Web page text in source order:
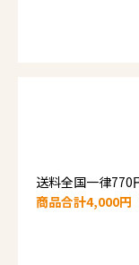
送料全国一律770
商品合計4,000円